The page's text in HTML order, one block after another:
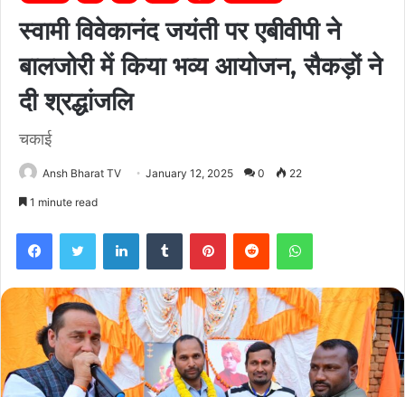
स्वामी विवेकानंद जयंती पर एबीवीपी ने
बालजोरी में किया भव्य आयोजन, सैकड़ों ने
दी श्रद्धांजलि
चकाई
Ansh Bharat TV January 12, 2025 0 22
1 minute read
FacebookTwitter LinkedInTumblr PinterestReddit WhatsApp